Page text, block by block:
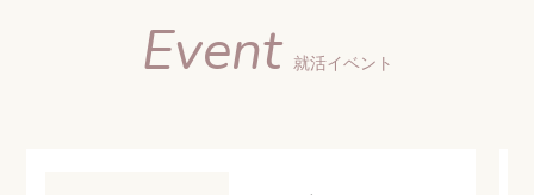
Event 就活イベント